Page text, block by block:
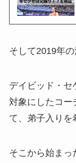
そして2019年の
デイビッド・セ
対象にしたコー
て、弟子入りを
そこから始まっ